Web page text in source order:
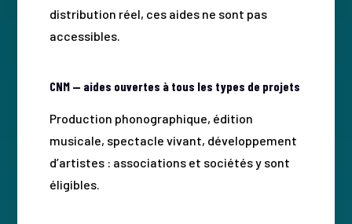
distribution réel, ces aides ne sont pas
accessibles.
CNM — aides ouvertes à tous les types de projets
Production phonographique, édition
musicale, spectacle vivant, développement
d’artistes : associations et sociétés y sont
éligibles.